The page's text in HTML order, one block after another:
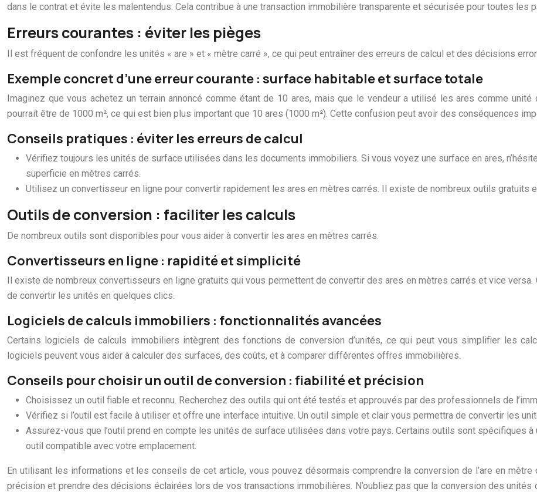
dans le contrat et évite les malentendus. Cela contribue à une transaction immobilière transparente et sécurisée pour toutes les
Erreurs courantes : éviter les pièges
Il est fréquent de confondre les unités « are » et « mètre carré », ce qui peut entraîner des erreurs de calcul et des décisions
Exemple concret d’une erreur courante : surface habitable et surface totale
Imaginez que vous achetez un terrain annoncé comme étant de 10 ares, mais que le vendeur a utilisé les ares comme
pourrait être de 1000 m², ce qui est bien plus important que 10 ares (1000 m²). Cette confusion peut avoir des conséquences
Conseils pratiques : éviter les erreurs de calcul
Vérifiez toujours les unités de surface utilisées dans les documents immobiliers. Si vous voyez une surface en ares,
superficie en mètres carrés.
Utilisez un convertisseur en ligne pour convertir rapidement les ares en mètres carrés. Il existe de nombreux outils gratuits
Outils de conversion : faciliter les calculs
De nombreux outils sont disponibles pour vous aider à convertir les ares en mètres carrés.
Convertisseurs en ligne : rapidité et simplicité
Il existe de nombreux convertisseurs en ligne gratuits qui vous permettent de convertir des ares en mètres carrés et vice
de convertir les unités en quelques clics.
Logiciels de calculs immobiliers : fonctionnalités avancées
Certains logiciels de calculs immobiliers intègrent des fonctions de conversion d’unités, ce qui peut vous simplifier les
logiciels peuvent vous aider à calculer des surfaces, des coûts, et à comparer différentes offres immobilières.
Conseils pour choisir un outil de conversion : fiabilité et précision
Choisissez un outil fiable et reconnu. Recherchez des outils qui ont été testés et approuvés par des professionnels de
Vérifiez si l’outil est facile à utiliser et offre une interface intuitive. Un outil simple et clair vous permettra de convertir les
Assurez-vous que l’outil prend en compte les unités de surface utilisées dans votre pays. Certains outils sont spécifiques
outil compatible avec votre emplacement.
En utilisant les informations et les conseils de cet article, vous pouvez désormais comprendre la conversion de l’are en
précision et prendre des décisions éclairées lors de vos transactions immobilières. N’oubliez pas que la conversion des